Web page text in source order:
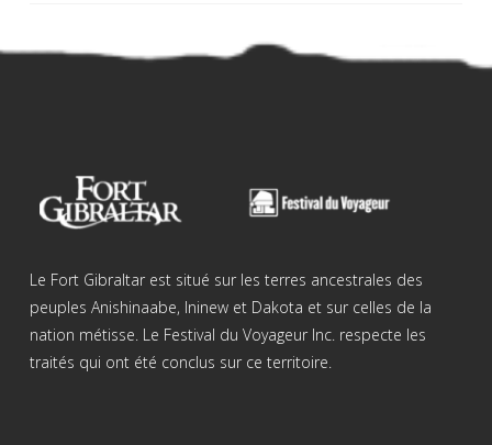
Le Fort Gibraltar est situé sur les terres ancestrales des
peuples Anishinaabe, Ininew et Dakota et sur celles de la
nation métisse. Le Festival du Voyageur Inc. respecte les
traités qui ont été conclus sur ce territoire.